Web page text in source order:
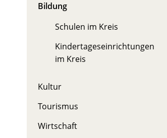
Bildung
Schulen im Kreis
Kindertageseinrichtungen
im Kreis
Kultur
Tourismus
Wirtschaft